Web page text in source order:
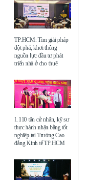
TP.HCM: Tìm giải pháp
đột phá, khơi thông
nguồn lực đầu tư phát
triển nhà ở cho thuê
1.110 tân cử nhân, kỹ sư
thực hành nhận bằng tốt
nghiệp tại Trường Cao
đẳng Kinh tế TP.HCM